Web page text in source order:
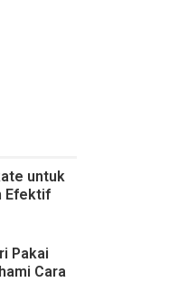
untuk
Efektif
Pakai
Cara